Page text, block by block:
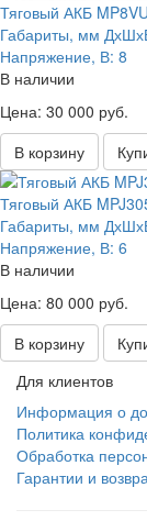
Тяговый АКБ
Габариты, мм
Напряжение, В: 8
В наличии
Цена: 30 000 руб.
В корзину
Тяговый АКБ
Габариты, мм
Напряжение, В: 6
В наличии
Цена: 80 000 руб.
В корзину
Для клиентов
Информация о
Политика
Обработка
Гарантии и